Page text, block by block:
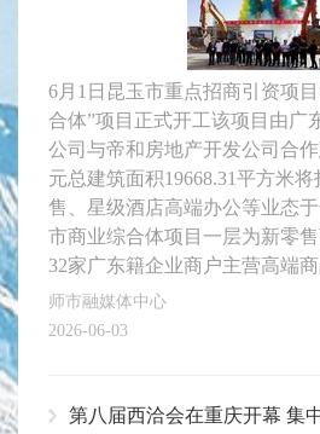
6月1日昆玉市重点招商引资项
合体”项目正式开工该项目由广
公司与帝和房地产开发公司合
元总建筑面积19668.31平方米
售、星级酒店高端办公等业态
市商业综合体项目一层为新零
32家广东籍企业商户主营高端
师市融媒体中心
2026-06-03